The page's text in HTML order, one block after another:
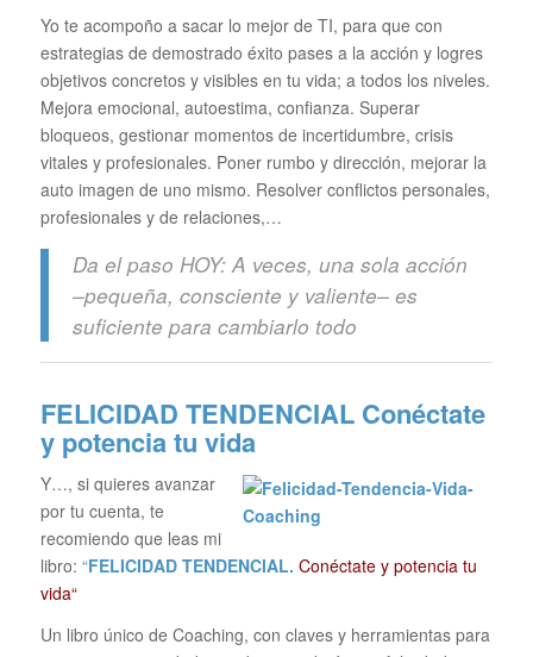
Yo te acompoño a sacar lo mejor de TI, para que con
estrategias de demostrado éxito pases a la acción y logres
objetivos concretos y visibles en tu vida; a todos los niveles.
Mejora emocional, autoestima, confianza. Superar
bloqueos, gestionar momentos de incertidumbre, crisis
vitales y profesionales. Poner rumbo y dirección, mejorar la
auto imagen de uno mismo. Resolver conflictos personales,
profesionales y de relaciones,…
Da el paso HOY: A veces, una sola acción
–pequeña, consciente y valiente– es
suficiente para cambiarlo todo
FELICIDAD TENDENCIAL Conéctate
y potencia tu vida
Y…, si quieres avanzar
por tu cuenta, te
recomiendo que leas mi
libro: “FELICIDAD TENDENCIAL. Conéctate y potencia tu
vida“
Un libro único de Coaching, con claves y herramientas para